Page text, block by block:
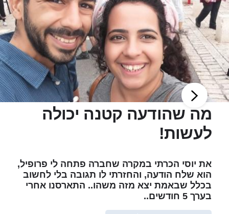
מה שהודעה קטנה יכולה
לעשות!
את יוסי הכרתי במקרה שחברה פתחה לי פרופיל,
הוא שלח הודעה, והחזרתי לו תגובה בלי לחשוב
בכלל שבאמת יצא מזה משהו.. התארסנו אחרי
בערך 5 חודשים..